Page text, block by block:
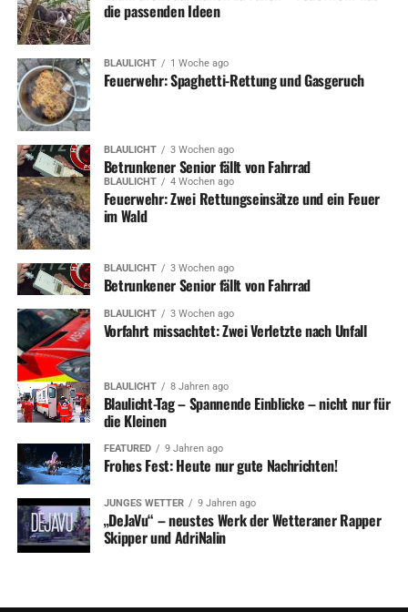
die passenden Ideen
BLAULICHT 1 Woche ago
Feuerwehr: Spaghetti-Rettung und Gasgeruch
BLAULICHT 3 Wochen ago
Betrunkener Senior fällt von Fahrrad
BLAULICHT 4 Wochen ago
Feuerwehr: Zwei Rettungseinsätze und ein Feuer
im Wald
BLAULICHT 3 Wochen ago
Betrunkener Senior fällt von Fahrrad
BLAULICHT 3 Wochen ago
Vorfahrt missachtet: Zwei Verletzte nach Unfall
BLAULICHT 8 Jahren ago
Blaulicht-Tag – Spannende Einblicke – nicht nur für
die Kleinen
FEATURED 9 Jahren ago
Frohes Fest: Heute nur gute Nachrichten!
JUNGES WETTER 9 Jahren ago
„DeJaVu“ – neustes Werk der Wetteraner Rapper
Skipper und AdriNalin